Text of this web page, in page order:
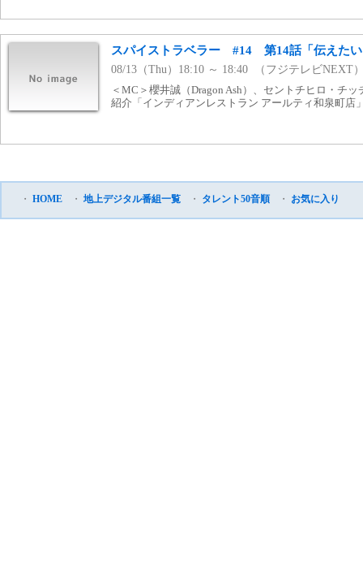
スパイストラベラー #14 第14話「伝えたい
08/13（Thu）18:10 ～ 18:40 （フジテレビNEXT
＜MC＞櫻井誠（Dragon Ash）、セントチヒロ・チ
紹介「インディアンレストラン アールティ和泉町店
・ HOME ・ 地上デジタル番組一覧 ・ タレント50音順 ・ お気に入り